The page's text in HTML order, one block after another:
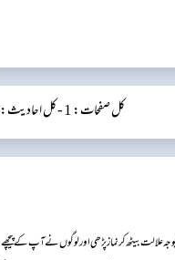
کل صفحات: 1 - کل احادیث: 6
بیٹھ کر نماز پڑھی اور لوگوں نے آپ کے پیچھے